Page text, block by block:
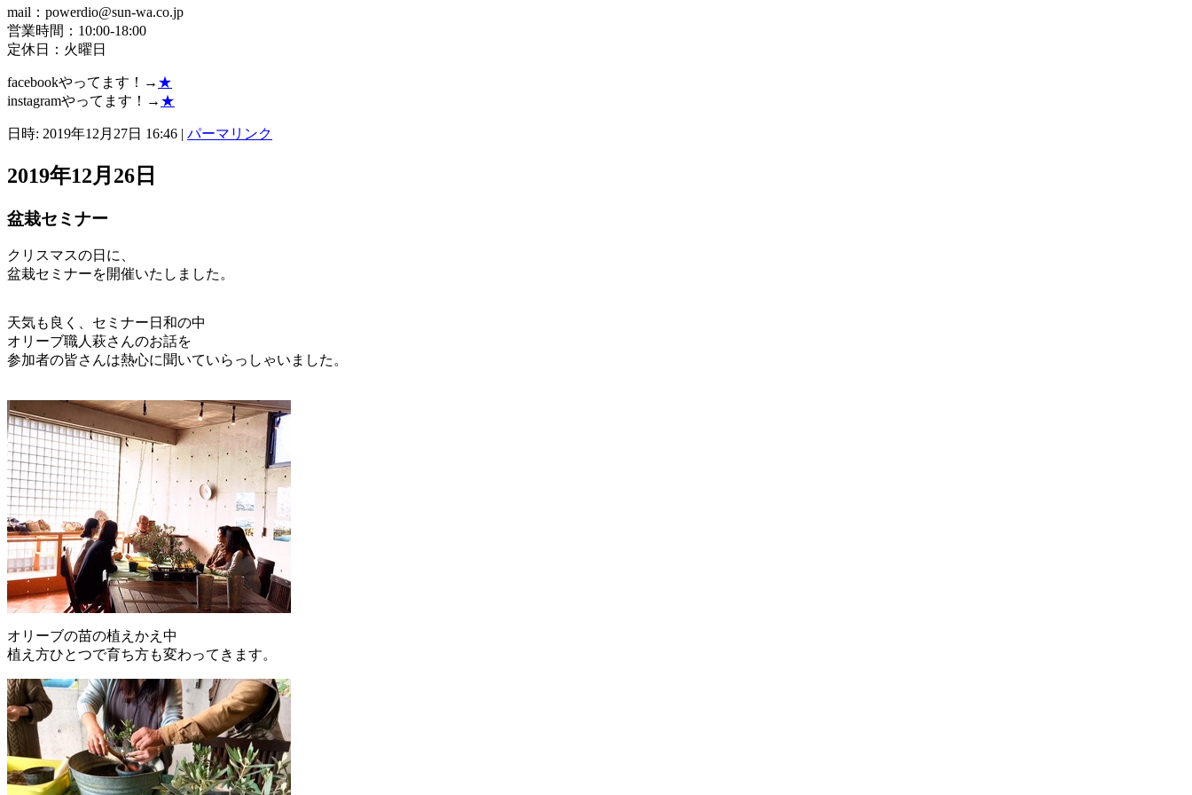
mail：powerdio@sun-wa.co.jp
営業時間：10:00-18:00
定休日：火曜日
facebookやってます！→ ★
instagramやってます！→ ★
日時: 2019年12月27日 16:46 | パーマリンク
2019年12月26日
盆栽セミナー
クリスマスの日に、
盆栽セミナーを開催いたしました。
天気も良く、セミナー日和の中
オリーブ職人萩さんのお話を
参加者の皆さんは熱心に聞いていらっしゃいました。
オリーブの苗の植えかえ中
植え方ひとつで育ち方も変わってきます。